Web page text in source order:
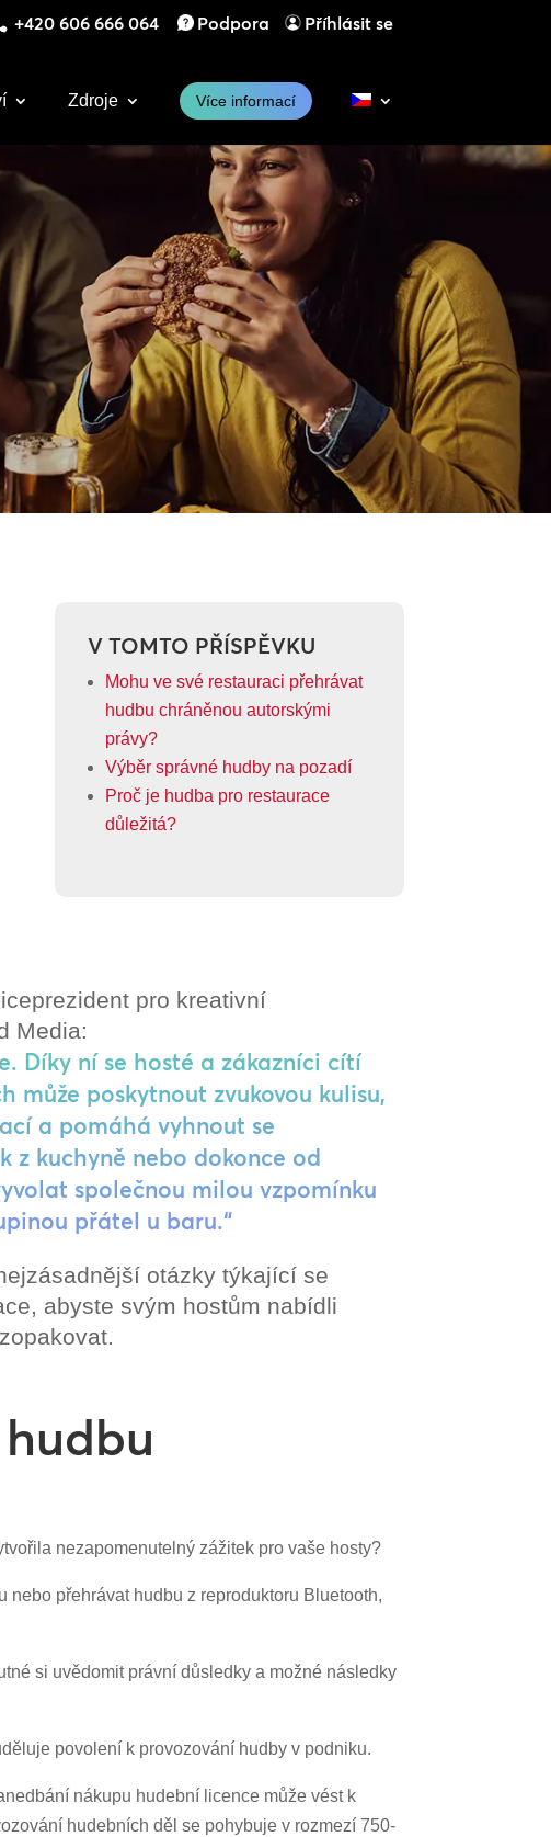
+420 606 666 064 Podpora Příhlásit se
Zdroje Více informací
V TOMTO PŘÍSPĚVKU
Mohu ve své restauraci přehrávat
hudbu chráněnou autorskými
právy?
Výběr správné hudby na pozadí
Proč je hudba pro restaurace
důležitá?
pro kreativní
Media:
Díky ní se hosté a zákazníci cítí
může poskytnout zvukovou kulisu,
a pomáhá vyhnout se
z kuchyně nebo dokonce od
společnou milou vzpomínku
přátel u baru.“
otázky týkající se
abyste svým hostům nabídli
nezapomenutelný zážitek pro vaše hosty?
přehrávat hudbu z reproduktoru Bluetooth,
si uvědomit právní důsledky a možné následky
povolení k provozování hudby v podniku.
nákupu hudební licence může vést k
hudebních děl se pohybuje v rozmezí 750-